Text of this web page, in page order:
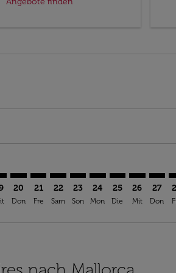
EZE–PMI: cmp-view-offers-
20
Don
EZE–PMI: cmp-view-offers-
21
Fre
EZE–PMI: cmp-view-
22
Sam
EZE–PMI: cmp-view-
23
Son
EZE–PMI: cmp-
24
Mon
EZE–PMI:
25
Die
26
Mit
27
Don